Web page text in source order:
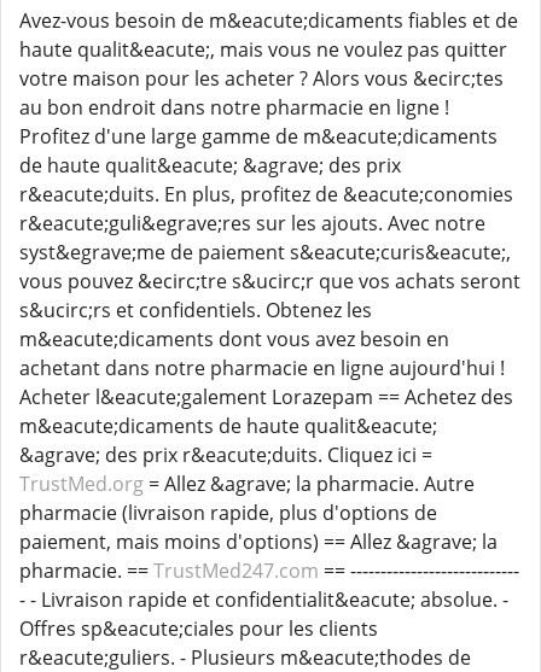
Avez-vous besoin de m&eacute;dicaments fiables et de
haute qualit&eacute;, mais vous ne voulez pas quitter
votre maison pour les acheter ? Alors vous &ecirc;tes
au bon endroit dans notre pharmacie en ligne !
Profitez d'une large gamme de m&eacute;dicaments
de haute qualit&eacute; &agrave; des prix
r&eacute;duits. En plus, profitez de &eacute;conomies
r&eacute;guli&egrave;res sur les ajouts. Avec notre
syst&egrave;me de paiement s&eacute;curis&eacute;,
vous pouvez &ecirc;tre s&ucirc;r que vos achats seront
s&ucirc;rs et confidentiels. Obtenez les
m&eacute;dicaments dont vous avez besoin en
achetant dans notre pharmacie en ligne aujourd'hui !
Acheter l&eacute;galement Lorazepam == Achetez des
m&eacute;dicaments de haute qualit&eacute;
&agrave; des prix r&eacute;duits. Cliquez ici =
TrustMed.org = Allez &agrave; la pharmacie. Autre
pharmacie (livraison rapide, plus d'options de
paiement, mais moins d'options) == Allez &agrave; la
pharmacie. ==TrustMed247.com == ----------------------------
- - Livraison rapide et confidentialit&eacute; absolue. -
Offres sp&eacute;ciales pour les clients
r&eacute;guliers. - Plusieurs m&eacute;thodes de